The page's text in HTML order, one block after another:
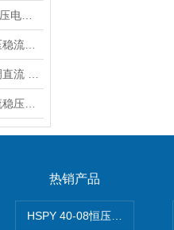
热销产品
HSPY 40-08恒压恒流恒功率